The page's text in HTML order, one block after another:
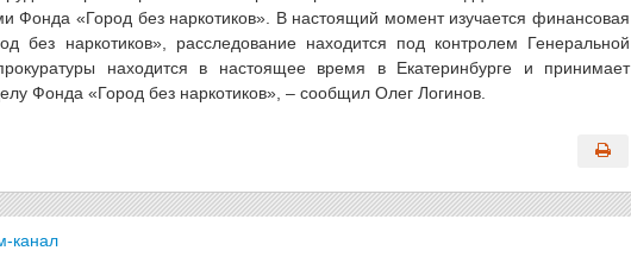
Фонда «Город без наркотиков». В настоящий момент изучается финансовая
без наркотиков», расследование находится под контролем Генеральной
находится в настоящее время в Екатеринбурге и принимает
Фонда «Город без наркотиков», – сообщил Олег Логинов.
канал